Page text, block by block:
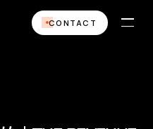
CONTACT